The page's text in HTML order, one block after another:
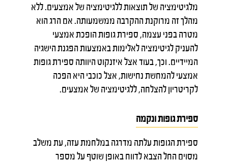
מלגיטימציה של תוצאות ללגיטימציה של אמצעים. ללא
מהלך זה מרוקנת ההקרבה ממשמעותה. אם הרג הוא
מטרה בפני עצמה, ספירת גופות הופכת אמצעי
להעניק לגיטימציה לאלימות באמצעות הפגנת הישגיה
המיידיים. וכך, בעוד אצל איזנקוט היוותה ספירת גופות
אמצעי להמחשת נחישות, אצל כוכבי היא הפכה
לקריטריון להצלחה, ללגיטימציה של אמצעים.
ספירת גופות ונקמה
ספירת הגופות עלתה מדרגה במלחמת עזה, עת משלב
מסוים החל הצבא לדווח באופן שוטף על מספר